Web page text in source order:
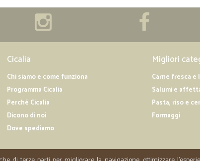
Cicalia
Chi siamo e come funziona
Programma Cicalia
Perché Cicalia
Dicono di noi
Dove spediamo
Migliori
Carne fresca e
Salumi e
Pasta, riso e
Formaggi